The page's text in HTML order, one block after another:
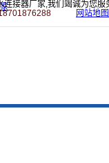
连接器厂家,我们竭诚为您服
网站地图